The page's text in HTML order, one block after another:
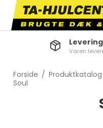
Varen
Forside / Produktkatalog
Soul